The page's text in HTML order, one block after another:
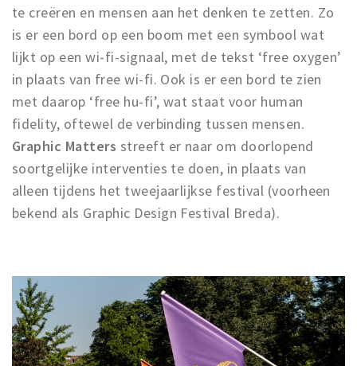
te creëren en mensen aan het denken te zetten. Zo
is er een bord op een boom met een symbool wat
lijkt op een wi-fi-signaal, met de tekst ‘free oxygen’
in plaats van free wi-fi. Ook is er een bord te zien
met daarop ‘free hu-fi’, wat staat voor human
fidelity, oftewel de verbinding tussen mensen.
Graphic Matters streeft er naar om doorlopend
soortgelijke interventies te doen, in plaats van
alleen tijdens het tweejaarlijkse festival (voorheen
bekend als Graphic Design Festival Breda).